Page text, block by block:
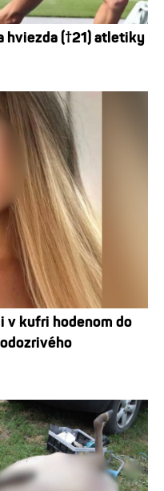
hviezda (†21) atletiky
v kufri hodenom do